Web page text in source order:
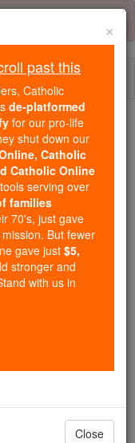
in the
like you,
delivered
over 2.2
In an age
form
and Christ.
just $5 — the
Stand
×
past this
Catholic
de-platformed
for our pro-life
shut down our
Catholic
Catholic Online
serving over
families
70's, just gave
But fewer
gave just$5,
stronger and
with us in
Close